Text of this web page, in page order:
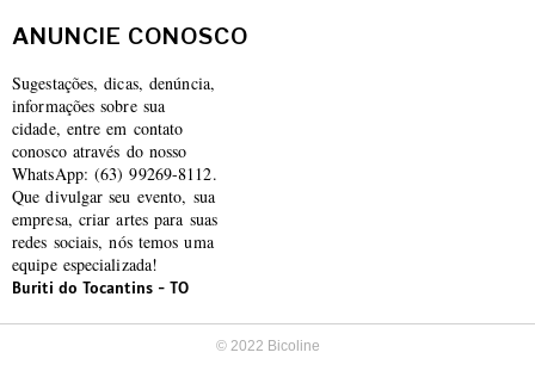
ANUNCIE CONOSCO
Sugestações, dicas, denúncia,
informações sobre sua
cidade, entre em contato
conosco através do nosso
WhatsApp: (63) 99269-8112.
Que divulgar seu evento, sua
empresa, criar artes para suas
redes sociais, nós temos uma
equipe especializada!
Buriti do Tocantins - TO
© 2022 Bicoline